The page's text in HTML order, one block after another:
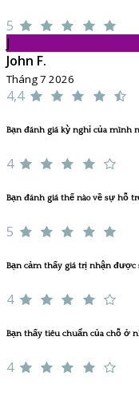
5
J
John F.
Tháng 7 2026
4,4
Bạn đánh giá kỳ nghỉ của mình
4
Bạn đánh giá thế nào về sự hỗ
5
Bạn cảm thấy giá trị nhận được
4
Bạn thấy tiêu chuẩn của chỗ ở
4